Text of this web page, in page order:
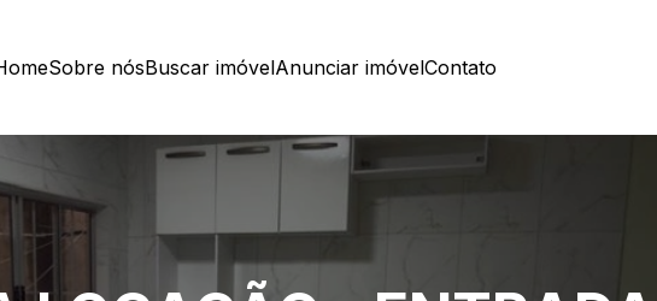
Sobre nósBuscar imóvelAnunciar imóvelContato